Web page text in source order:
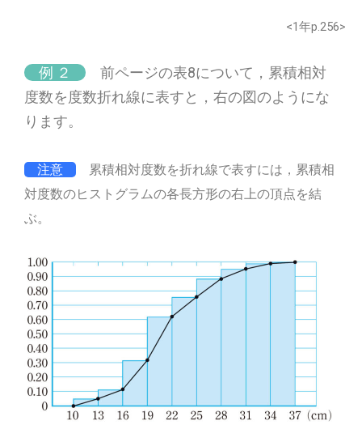
<1年p.256>
例 ２ 前ページの表8について，累積相対
度数を度数折れ線に表すと，右の図のようにな
ります。
注意 累積相対度数を折れ線で表すには，累積相
対度数のヒストグラムの各長方形の右上の頂点を結
ぶ。